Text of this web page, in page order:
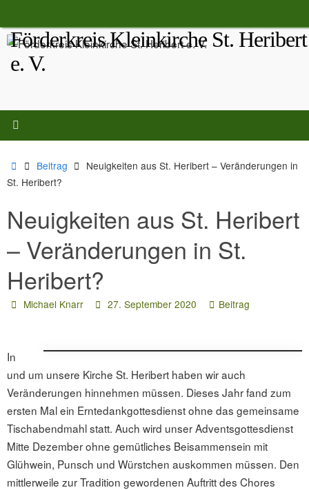
Inhalt
springen
Förderkreis Kleinkirche St. Heribert
e. V.
StartBeitrag
Neuigkeiten aus St. Heribert – Veränderungen in
St. Heribert?
Neuigkeiten aus St. Heribert
– Veränderungen in St.
Heribert?
Michael Knarr 27. September 2020 Beitrag
In
und um unsere Kirche St. Heribert haben wir auch
Veränderungen hinnehmen müssen. Dieses Jahrfand zum
ersten Mal ein Erntedankgottesdienst ohne das gemeinsame
Tischabendmahl statt. Auch wird unser Adventsgottesdienst
Mitte Dezember ohne gemütliches Beisammensein mit
Glühwein, Punsch und Würstchen auskommen müssen. Den
mittlerweile zur Tradition gewordenen Auftritt des Chores